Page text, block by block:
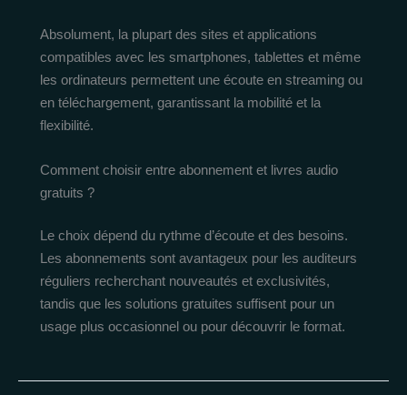
Absolument, la plupart des sites et applications
compatibles avec les smartphones, tablettes et même
les ordinateurs permettent une écoute en streaming ou
en téléchargement, garantissant la mobilité et la
flexibilité.
Comment choisir entre abonnement et livres audio
gratuits ?
Le choix dépend du rythme d’écoute et des besoins.
Les abonnements sont avantageux pour les auditeurs
réguliers recherchant nouveautés et exclusivités,
tandis que les solutions gratuites suffisent pour un
usage plus occasionnel ou pour découvrir le format.